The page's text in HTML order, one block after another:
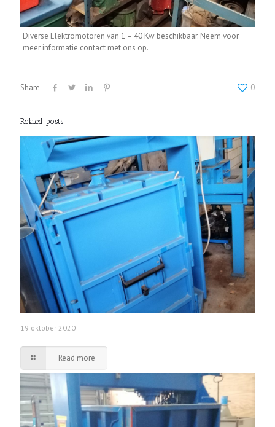
Diverse Elektromotoren van 1 – 40 Kw beschikbaar. Neem voor
meer informatie contact met ons op.
Share 0
Related posts
19 oktober 2020
Read more